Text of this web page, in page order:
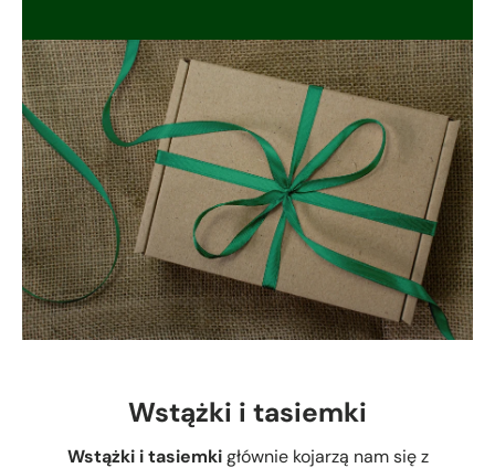
Wstążki i tasiemki
Wstążki i tasiemkigłównie kojarzą nam się z